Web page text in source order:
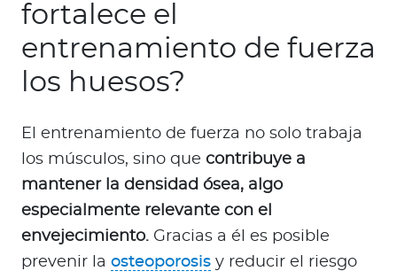
fortalece el
entrenamiento de fuerza
los huesos?
El entrenamiento de fuerza no solo trabaja
los músculos, sino que contribuye a
mantener la densidad ósea, algo
especialmente relevante con el
envejecimiento. Gracias a él es posible
prevenir la osteoporosis y reducir el riesgo